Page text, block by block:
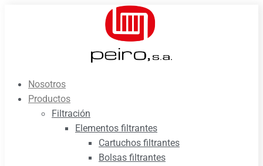
Nosotros
Productos
Filtración
Elementos filtrantes
Cartuchos filtrantes
Bolsas filtrantes